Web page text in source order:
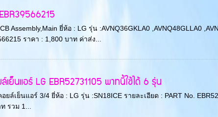
Assembly,Main ยี่ห้อ : LG รุ่น :AVNQ36GKLA0 ,AVNQ48GLLA0
ราคา : 1,800 บาท ค่าส่ง...
ย็นแอร์ LG EBR52731105 พาทนี้ใช้ได้ 6 รุ่น
ยล์เย็นแอร์ 3/4 ยี่ห้อ : LG รุ่น :SN18ICE รายละเอียด : PART No.
รวม 1...